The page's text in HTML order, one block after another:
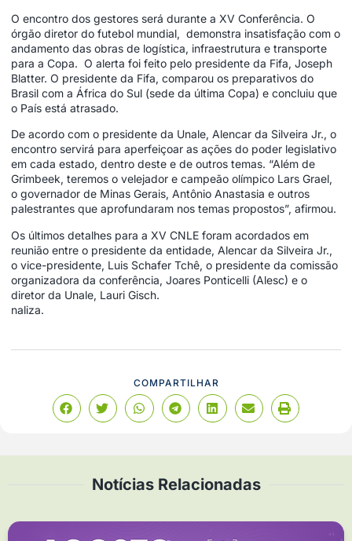
O encontro dos gestores será durante a XV Conferência. O
órgão diretor do futebol mundial, demonstra insatisfação com o
andamento das obras de logística, infraestrutura e transporte
para a Copa. O alerta foi feito pelo presidente da Fifa, Joseph
Blatter. O presidente da Fifa, comparou os preparativos do
Brasil com a África do Sul (sede da última Copa) e concluiu que
o País está atrasado.
De acordo com o presidente da Unale, Alencar da Silveira Jr., o
encontro servirá para aperfeiçoar as ações do poder legislativo
em cada estado, dentro deste e de outros temas. “Além de
Grimbeek, teremos o velejador e campeão olímpico Lars Grael,
o governador de Minas Gerais, Antônio Anastasia e outros
palestrantes que aprofundaram nos temas propostos”, afirmou.
Os últimos detalhes para a XV CNLE foram acordados em
reunião entre o presidente da entidade, Alencar da Silveira Jr.,
o vice-presidente, Luis Schafer Tchê, o presidente da comissão
organizadora da conferência, Joares Ponticelli (Alesc) e o
diretor da Unale, Lauri Gisch.
naliza.
COMPARTILHAR
Notícias Relacionadas